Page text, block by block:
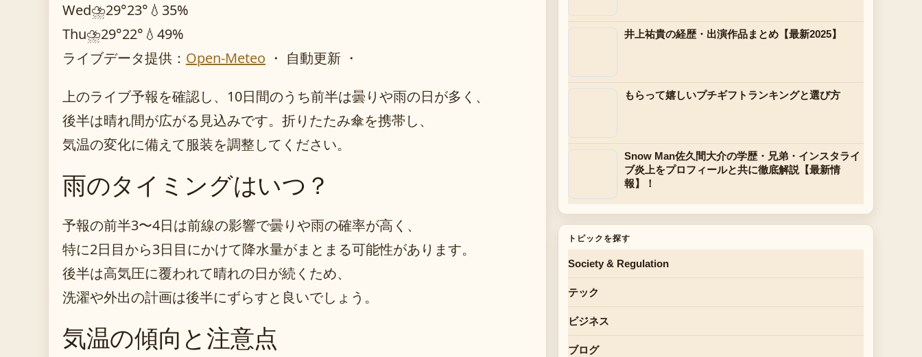
Wed⛈️29°23° 💧35%
Thu⛈️29°22° 💧49%
ライブデータ提供： Open-Meteo ・ 自動更新 ・
上のライブ予報を確認し、10日間のうち前半は曇りや雨の日が多く、
後半は晴れ間が広がる見込みです。折りたたみ傘を携帯し、
気温の変化に備えて服装を調整してください。
雨のタイミングはいつ？
予報の前半3〜4日は前線の影響で曇りや雨の確率が高く、
特に2日目から3日目にかけて降水量がまとまる可能性があります。
後半は高気圧に覆われて晴れの日が続くため、
洗濯や外出の計画は後半にずらすと良いでしょう。
気温の傾向と注意点
井上祐貴の経歴・出演作品まとめ【最新2025】
もらって嬉しいプチギフトランキングと選び方
Snow Man佐久間大介の学歴・兄弟・インスタライ
ブ炎上をプロフィールと共に徹底解説【最新情
報】！
トピックを探す
Society & Regulation
テック
ビジネス
ブログ